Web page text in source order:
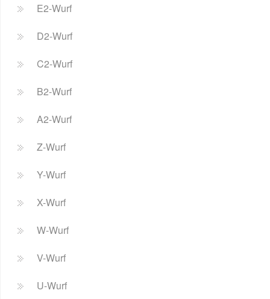
E2-Wurf
D2-Wurf
C2-Wurf
B2-Wurf
A2-Wurf
Z-Wurf
Y-Wurf
X-Wurf
W-Wurf
V-Wurf
U-Wurf